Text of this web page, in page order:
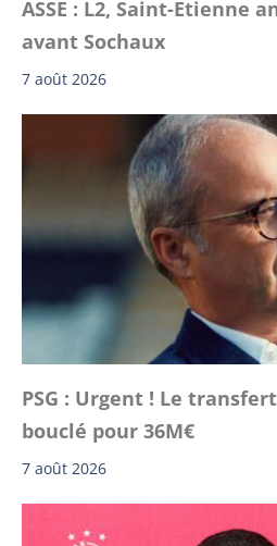
ASSE : L2, Saint-Etienne
avant Sochaux
7 août 2026
PSG : Urgent ! Le
bouclé pour 36M€
7 août 2026